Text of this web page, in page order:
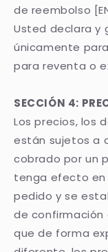
de reembolso
Usted declara y
únicamente
para reventa o
SECCIÓN 4:
Los precios, los
están sujetos a
cobrado por un
tenga efecto en
pedido y se
de confirmación
que de forma